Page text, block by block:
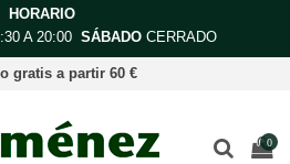
HORARIO
A 20:00 SÁBADOCERRADO
gratis a partir 60 €
0